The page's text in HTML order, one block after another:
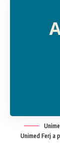
Unimed Ferj a